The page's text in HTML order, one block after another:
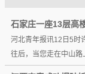
石家庄一座13层高
河北青年报讯12日5时
往后，当您走在中山